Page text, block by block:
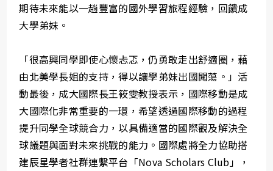
期待未來能以一趟豐富的國外學習旅程經驗，回饋成
大學弟妹。
「很高興同學即使心懷忐忑，仍勇敢走出舒適圈，藉
由北美學長姐的支持，得以讓學弟妹出國闖蕩。」活
動最後，成大國際長王筱雯教授表示，國際移動是成
大國際化非常重要的一環，希望透過國際移動的過程
提升同學全球競合力，以具備適當的國際觀及解決全
球議題與面對未來挑戰的能力。國際處將全力協助搭
建辰星學者社群連繫平台「Nova Scholars Club」，